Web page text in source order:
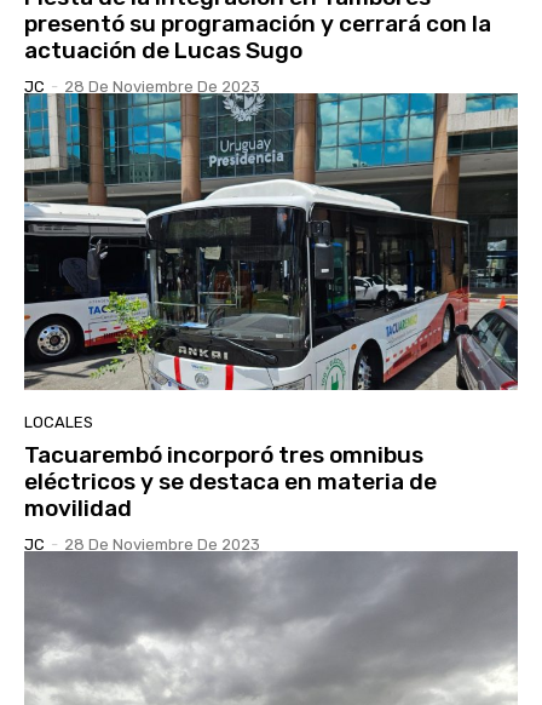
presentó su programación y cerrará con la
actuación de Lucas Sugo
JC - 28 De Noviembre De 2023
LOCALES
Tacuarembó incorporó tres omnibus
eléctricos y se destaca en materia de
movilidad
JC - 28 De Noviembre De 2023